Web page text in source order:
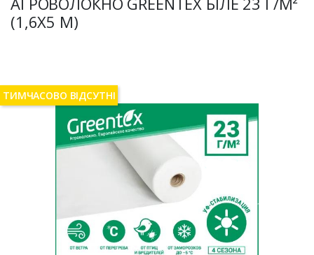
(1,6Х5 М)
ТИМЧАСОВО ВІДСУТНІ